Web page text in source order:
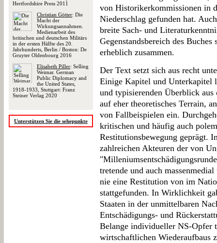
Hertfordshire Press 2011
Christian Götter: Die
Macht der
Wirkungsannahmen.
Medienarbeit des
britischen und deutschen Militärs
in der ersten Hälfte des 20.
Jahrhunderts, Berlin / Boston: De
Gruyter Oldenbourg 2016
Elisabeth Piller: Selling
Weimar. German
Public Diplomacy and
the United States,
1918-1933, Stuttgart: Franz
Steiner Verlag 2020
Unterstützen Sie die sehepunkte
von Historikerkommissionen in
Niederschlag gefunden hat.
breite Sach- und
Gegenstandsbereich des
erheblich zusammen.
Der Text setzt sich aus recht
Einige Kapitel und Unterkapitel
und typisierenden Überblick aus
auf eher theoretisches Terrain,
von Fallbeispielen ein.
kritischen und häufig auch
Restitutionsbewegung geprägt.
zahlreichen Akteuren der von
tretende und auch
nie eine Restitution von im
stattgefunden. In Wirklichkeit
Staaten in der unmittelbaren
Entschädigungs- und
Belange individueller NS-Opfer
wirtschaftlichen Wiederaufbaus